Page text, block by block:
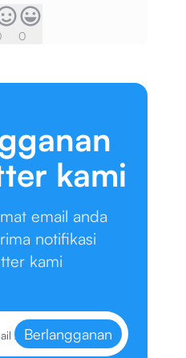
0
kami
email anda
notifikasi
kami
Berlangganan